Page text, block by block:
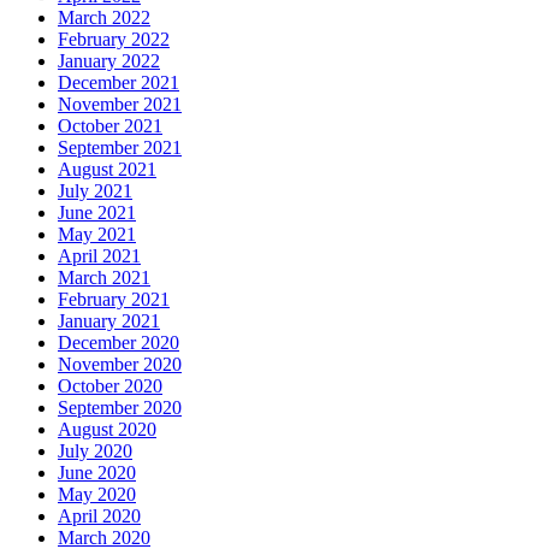
March 2022
February 2022
January 2022
December 2021
November 2021
October 2021
September 2021
August 2021
July 2021
June 2021
May 2021
April 2021
March 2021
February 2021
January 2021
December 2020
November 2020
October 2020
September 2020
August 2020
July 2020
June 2020
May 2020
April 2020
March 2020